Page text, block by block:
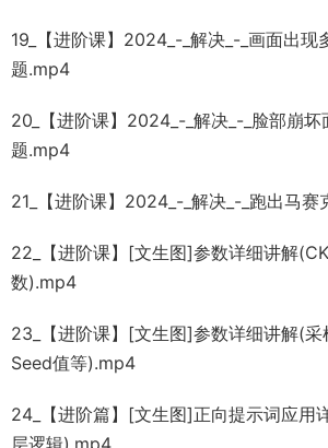
19_【进阶课】2024_-_解决_-_画面出现
题.mp4
20_【进阶课】2024_-_解决_-_脸部崩坏
题.mp4
21_【进阶课】2024_-_解决_-_跑出马
22_【进阶课】[文生图]参数详细讲解
数).mp4
23_【进阶课】[文生图]参数详细讲解(采
Seed值等).mp4
24_【进阶篇】[文生图]正向提示词应用
层逻辑).mp4